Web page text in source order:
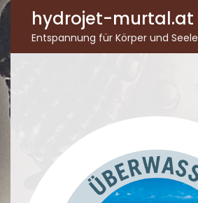
hydrojet-murtal.at
Entspannung für Körper und Seele